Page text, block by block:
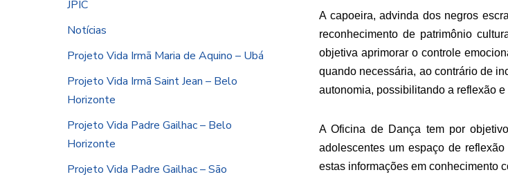
JPIC
Notícias
Projeto Vida Irmã Maria de Aquino – Ubá
Projeto Vida Irmã Saint Jean – Belo
Horizonte
Projeto Vida Padre Gailhac – Belo
Horizonte
Projeto Vida Padre Gailhac – São
A capoeira, advinda dos negros
reconhecimento de patrimônio
objetiva aprimorar o controle
quando necessária, ao contrário de
autonomia, possibilitando a reflexão
A Oficina de Dança tem por
adolescentes um espaço de
estas informações em conhecimento